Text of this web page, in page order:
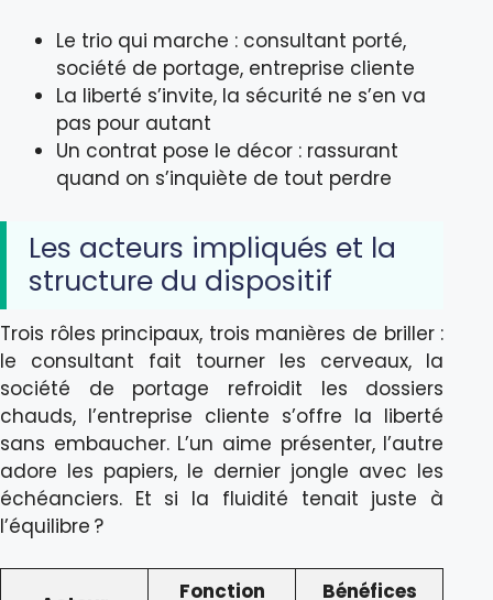
Le trio qui marche : consultant porté,
société de portage, entreprise cliente
La liberté s’invite, la sécurité ne s’en va
pas pour autant
Un contrat pose le décor : rassurant
quand on s’inquiète de tout perdre
Les acteurs impliqués et la
structure du dispositif
Trois rôles principaux, trois manières de briller :
le consultant fait tourner les cerveaux, la
société de portage refroidit les dossiers
chauds, l’entreprise cliente s’offre la liberté
sans embaucher. L’un aime présenter, l’autre
adore les papiers, le dernier jongle avec les
échéanciers. Et si la fluidité tenait juste à
l’équilibre ?
Fonction
Bénéfices